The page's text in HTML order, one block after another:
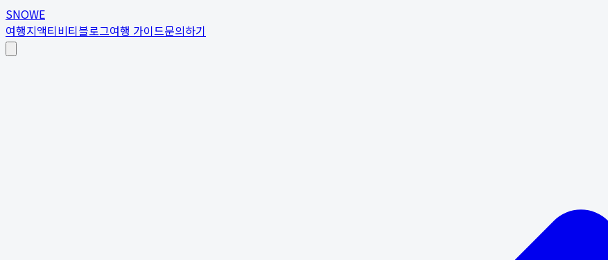
SNOWE
여행지액티비티블로그여행 가이드문의하기